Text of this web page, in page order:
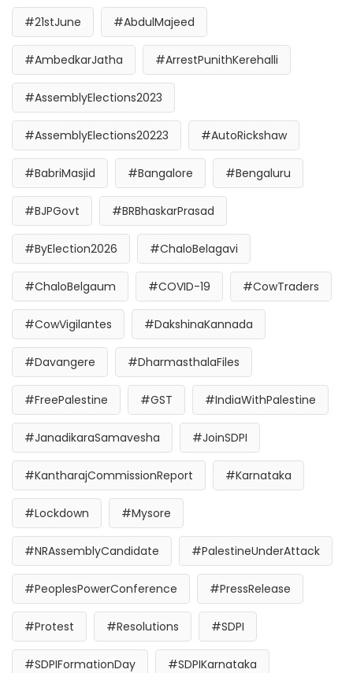
#21stJune #AbdulMajeed
#AmbedkarJatha #ArrestPunithKerehalli
#AssemblyElections2023
#AssemblyElections20223 #AutoRickshaw
#BabriMasjid #Bangalore #Bengaluru
#BJPGovt #BRBhaskarPrasad
#ByElection2026 #ChaloBelagavi
#ChaloBelgaum #COVID-19 #CowTraders
#CowVigilantes #DakshinaKannada
#Davangere #DharmasthalaFiles
#FreePalestine #GST #IndiaWithPalestine
#JanadikaraSamavesha #JoinSDPI
#KantharajCommissionReport #Karnataka
#Lockdown #Mysore
#NRAssemblyCandidate #PalestineUnderAttack
#PeoplesPowerConference #PressRelease
#Protest #Resolutions #SDPI
#SDPIFormationDay #SDPIKarnataka